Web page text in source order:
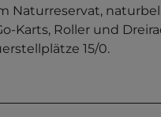
Naturreservat,
Karts, Roller und
15/0.